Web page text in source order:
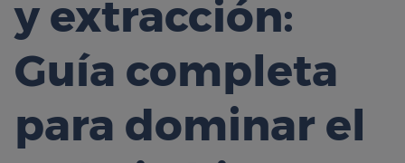
y extracción:
Guía completa
para dominar el